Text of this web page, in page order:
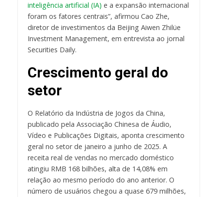
inteligência artificial (IA) e a expansão internacional
foram os fatores centrais”, afirmou Cao Zhe,
diretor de investimentos da Beijing Aiwen Zhilüe
Investment Management, em entrevista ao jornal
Securities Daily.
Crescimento geral do
setor
O Relatório da Indústria de Jogos da China,
publicado pela Associação Chinesa de Áudio,
Vídeo e Publicações Digitais, aponta crescimento
geral no setor de janeiro a junho de 2025. A
receita real de vendas no mercado doméstico
atingiu RMB 168 bilhões, alta de 14,08% em
relação ao mesmo período do ano anterior. O
número de usuários chegou a quase 679 milhões,